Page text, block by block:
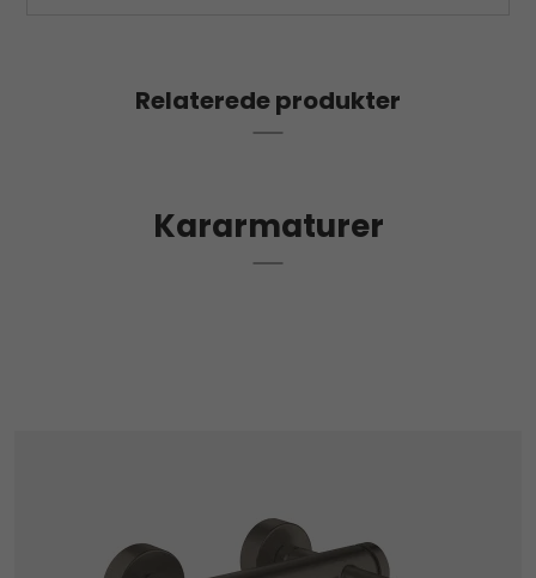
Relaterede produkter
Kararmaturer